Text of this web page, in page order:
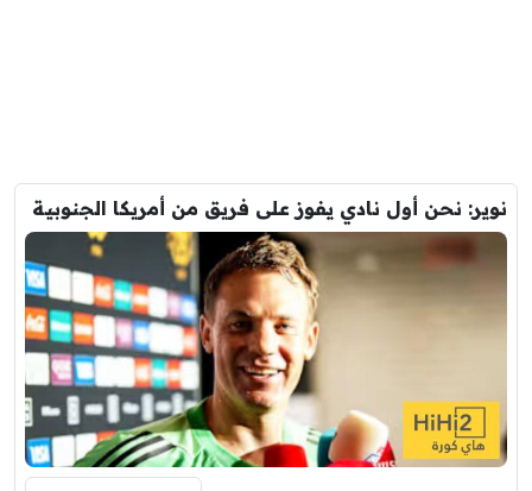
نوير: نحن أول نادي يفوز على فريق من أمريكا الجنوبية